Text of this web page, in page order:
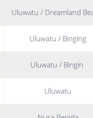
Uluwatu / Dreamland
Uluwatu / Binging
Uluwatu / Bingin
Uluwatu